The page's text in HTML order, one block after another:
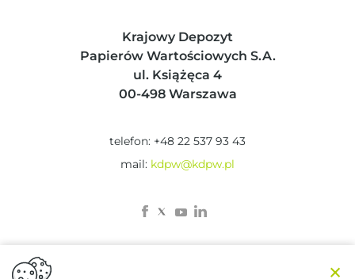
Krajowy Depozyt
Papierów Wartościowych S.A.
ul. Książęca 4
00-498 Warszawa
telefon: +48 22 537 93 43
mail: kdpw@kdpw.pl